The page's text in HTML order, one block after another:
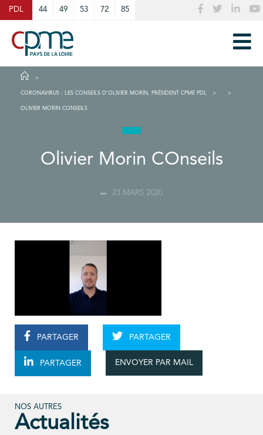
PDL 44 49 53 72 85
CORONAVIRUS : LES CONSEILS D’OLIVIER MORIN, PRÉSIDENT CPME PDL
OLIVIER MORIN CONSEILS
Olivier Morin COnseils
23 MARS 2020
PARTAGER PARTAGER
PARTAGER ENVOYER PAR MAIL
NOS AUTRES
Actualités
Cookies management panel